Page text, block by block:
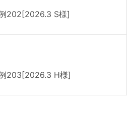
202[2026.3 S様]
203[2026.3 H様]